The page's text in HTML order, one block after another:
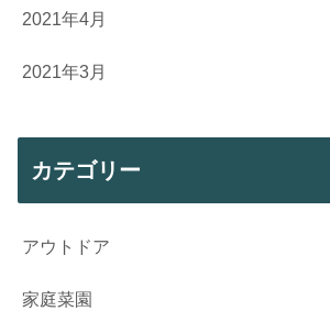
2021年4月
2021年3月
カテゴリー
アウトドア
家庭菜園